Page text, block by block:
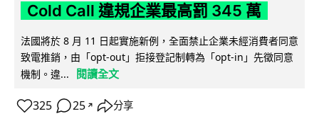
Cold Call 違規企業最高罰 345 萬
法國將於 8 月 11 日起實施新例，全面禁止企業未經消費者同意
致電推銷，由「opt-out」拒接登記制轉為「opt-in」先徵同意
機制。違...
閱讀全文
325 25 ↗ 分享